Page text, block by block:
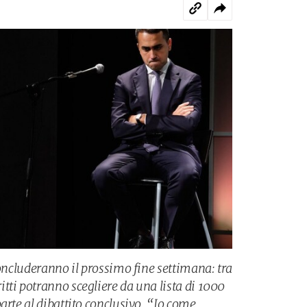
il prossimo fine settimana: tra
potranno scegliere da una lista di 1000
al dibattito conclusivo. “Io come